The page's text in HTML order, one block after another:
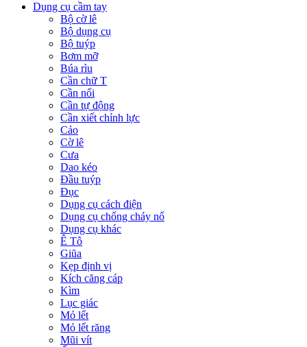
Dụng cụ cầm tay
Bộ cờ lê
Bộ dụng cụ
Bộ tuýp
Bơm mỡ
Búa rìu
Cần chữ T
Cần nối
Cần tự động
Cần xiết chỉnh lực
Cảo
Cờ lê
Cưa
Dao kéo
Đầu tuýp
Đục
Dụng cụ cách điện
Dụng cụ chống cháy nổ
Dụng cụ khác
Ê Tô
Giũa
Kẹp định vị
Kích căng cáp
Kìm
Lục giác
Mỏ lết
Mỏ lết răng
Mũi vít